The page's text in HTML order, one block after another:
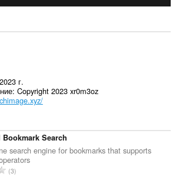
г.
Copyright 2023 xr0m3oz
Bookmark Search
search engine for bookmarks that supports
В3